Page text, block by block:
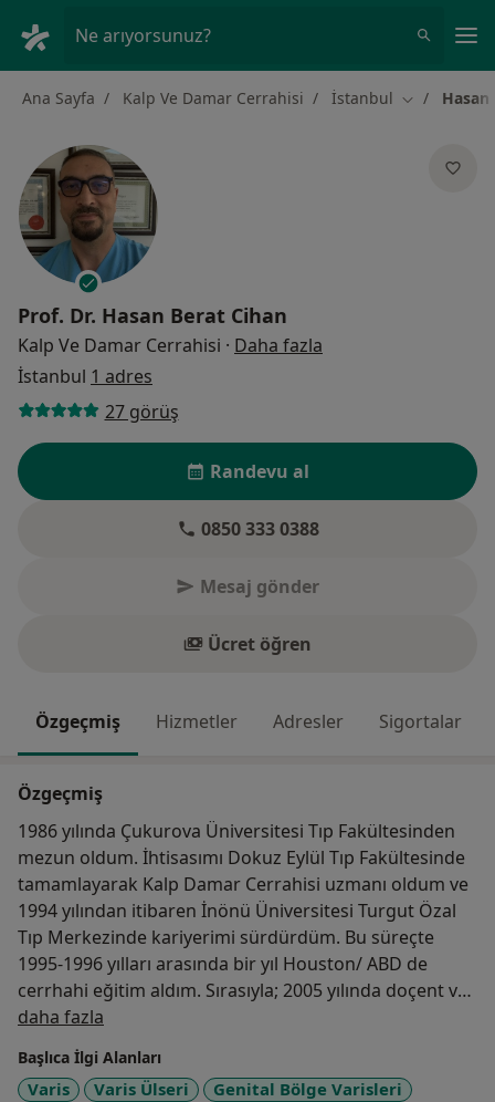
Ne arıyorsunuz?
Ana Sayfa Kalp Ve Damar Cerrahisi İstanbul ŞehirHasan
Prof. Dr. Hasan Berat Cihan
Kalp Ve Damar Cerrahisi · Daha fazla
İstanbul 1 adres
27 görüş
Randevu al
0850 333 0388
Mesaj gönder
Ücret öğren
Özgeçmiş Hizmetler Adresler Sigortalar
Özgeçmiş
1986 yılında Çukurova Üniversitesi Tıp Fakültesinden
mezun oldum. İhtisasımı Dokuz Eylül Tıp Fakültesinde
tamamlayarak Kalp Damar Cerrahisi uzmanı oldum ve
1994 yılından itibaren İnönü Üniversitesi Turgut Özal
Tıp Merkezinde kariyerimi sürdürdüm. Bu süreçte
1995-1996 yılları arasında bir yıl Houston/ ABD de
cerrhahi eğitim aldım. Sırasıyla; 2005 yılında doçent ve
2010 yılında profesör oldum.2013 yılından bu yana
Kadıköy Bağdat Caddesindeki muayenehanemde varis
tedavileri yapmaktayım.
daha fazla
Başlıca İlgi Alanları
Varis Varis Ülseri
Genital Bölge Varisleri